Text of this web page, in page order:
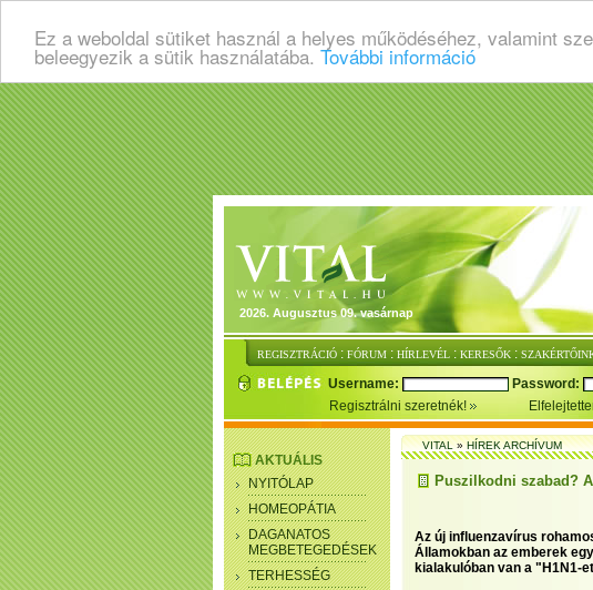
Ez a weboldal sütiket használ a helyes működéséhez, valamint
beleegyezik a sütik használatába. További információ
2026. Augusztus 09. vasárnap
REGISZTRÁCIÓ : FÓRUM : HÍRLEVÉL : KERESŐK :
Username: Password:
Regisztrálni szeretnék!
AKTUÁLIS
NYITÓLAP
HOMEOPÁTIA
DAGANATOS
MEGBETEGEDÉSEK
TERHESSÉG
VITAL»HÍREK ARCHÍVUM
Puszilkodni szabad?
Az új influenzavírus
Államokban az emberek
kialakulóban van a "H1N1-